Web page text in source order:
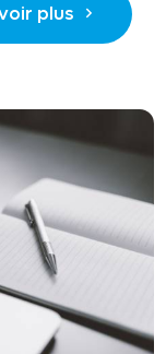
plus